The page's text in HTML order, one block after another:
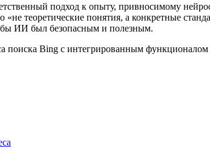
подход к опыту, привносимому
теоретические понятия, а конкретные
ИИ был безопасным и полезным.
поиска Bing c интегрированным функционалом